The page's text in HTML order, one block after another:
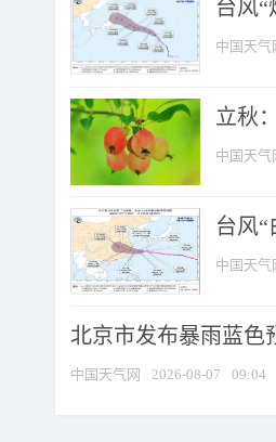
台风
中国天气
立秋
中国天气
台风
中国天气
北京市发布暴雨蓝色
中国天气网 2026-08-07 09:04